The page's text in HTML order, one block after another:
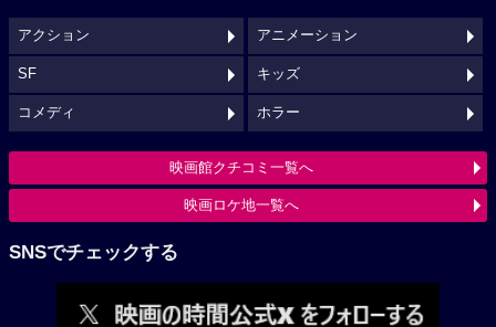
アクション アニメーション
SF キッズ
コメディ ホラー
映画館クチコミ一覧へ
映画ロケ地一覧へ
SNSでチェックする